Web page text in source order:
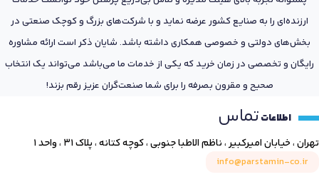
ارزنده‌ای را به صنایع کشور عرضه نماید و با شرکت‌های بزرگ و کوچک صنعتی در
بخش‌های دولتی و خصوصی همکاری داشته باشد. شایان ذکر است ارائه مشاوره
رایگان و تخصصی در زمان خرید که یکی از خدمات ما می‌باشد می‌تواند یک انتخاب
صحیح و مقرون بصرفه را برای شما صنعت‌گران عزیز رقم بزند!
اطلاعاتتماس
تهران ، خیابان امیرکبیر ، ناظم الاطبا جنوبی ، کوچه کتانه ، پلاک ۳۱ ، واحد ۱
info@parstamin-co.ir